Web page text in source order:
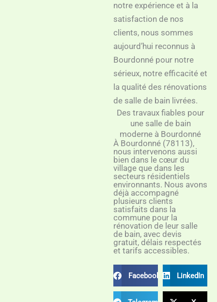
notre expérience et à la
satisfaction de nos
clients, nous sommes
aujourd’hui reconnus à
Bourdonné pour notre
sérieux, notre efficacité et
la qualité des rénovations
de salle de bain livrées.
Des travaux fiables pour
une salle de bain
moderne à Bourdonné
À Bourdonné (78113),
nous intervenons aussi
bien dans le cœur du
village que dans les
secteurs résidentiels
environnants. Nous avons
déjà accompagné
plusieurs clients
satisfaits dans la
commune pour la
rénovation de leur salle
de bain, avec devis
gratuit, délais respectés
et tarifs accessibles.
Facebook LinkedIn